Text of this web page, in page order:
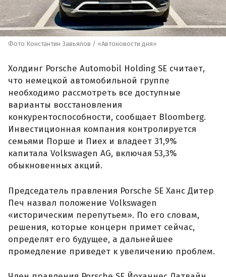
Фото Константин Завьялов / «Автоновости дня»
Холдинг Porsche Automobil Holding SE считает,
что немецкой автомобильной группе
необходимо рассмотреть все доступные
варианты восстановления
конкурентоспособности, сообщает Bloomberg.
Инвестиционная компания контролируется
семьями Порше и Пиех и владеет 31,9%
капитала Volkswagen AG, включая 53,3%
обыкновенных акций.
Председатель правления Porsche SE Ханс Дитер
Печ назвал положение Volkswagen
«историческим перепутьем». По его словам,
решения, которые концерн примет сейчас,
определят его будущее, а дальнейшее
промедление приведет к увеличению проблем.